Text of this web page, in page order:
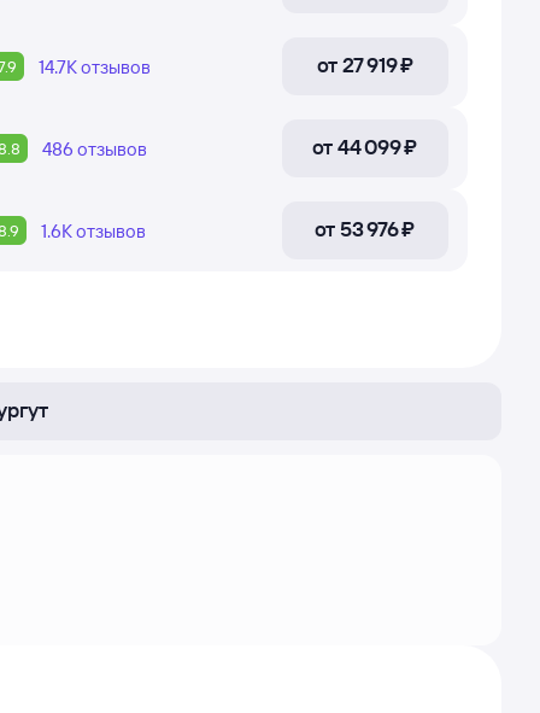
14.7Котзывов от27 ⁠919 ⁠₽
486 отзывов от 44 ⁠099 ⁠₽
1.6Котзывов от 53 ⁠976 ⁠₽